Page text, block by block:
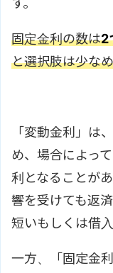
す。
固定金利の数は2
と選択肢は少な
「変動金利」は
め、場合によっ
利となることが
響を受けても返
短いもしくは借
一方、「固定金